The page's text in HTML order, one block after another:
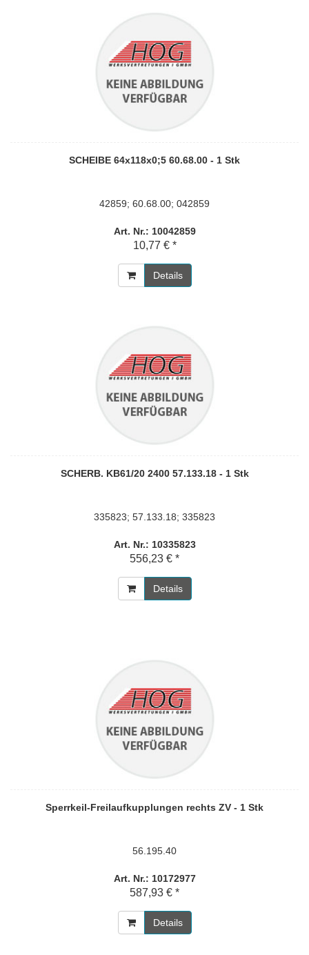
SCHEIBE 64x118x0;5 60.68.00 - 1 Stk
42859; 60.68.00; 042859
Art. Nr.: 10042859
10,77 € *
Details
SCHERB. KB61/20 2400 57.133.18 - 1 Stk
335823; 57.133.18; 335823
Art. Nr.: 10335823
556,23 € *
Details
Sperrkeil-Freilaufkupplungen rechts ZV - 1 Stk
56.195.40
Art. Nr.: 10172977
587,93 € *
Details